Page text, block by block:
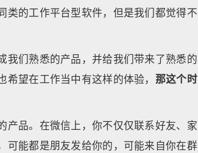
类的工作平台型软件，但是我们都觉得不
我们熟悉的产品，并给我们带来了熟悉的
望在工作当中有这样的体验， 那这个时
产品。在微信上，你不仅仅联系好友、家
可能都是朋友发给你的，可能来自你在群